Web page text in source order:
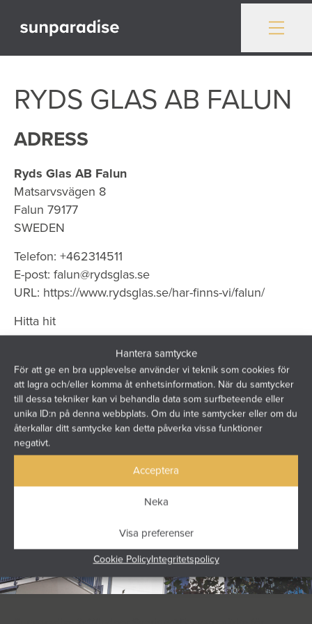
Hantera samtycke
För att ge en bra upplevelse använder vi teknik som cookies för
att lagra och/eller komma åt enhetsinformation. När du samtycker
till dessa tekniker kan vi behandla data som surfbeteende eller
unika ID:n på denna webbplats. Om du inte samtycker eller om du
återkallar ditt samtycke kan detta påverka vissa funktioner
negativt.
Acceptera
Neka
Visa preferenser
Cookie PolicyIntegritetspolicy
RYDS GLAS AB FALUN
ADRESS
Ryds Glas AB Falun
Matsarvsvägen 8
Falun 79177
SWEDEN
Telefon: +462314511
E-post: falun@rydsglas.se
URL: https://www.rydsglas.se/har-finns-vi/falun/
Hitta hit